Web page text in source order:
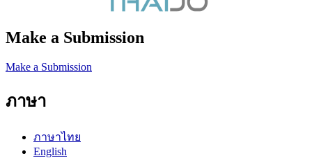
Make a Submission
Make a Submission
ภาษา
ภาษาไทย
English